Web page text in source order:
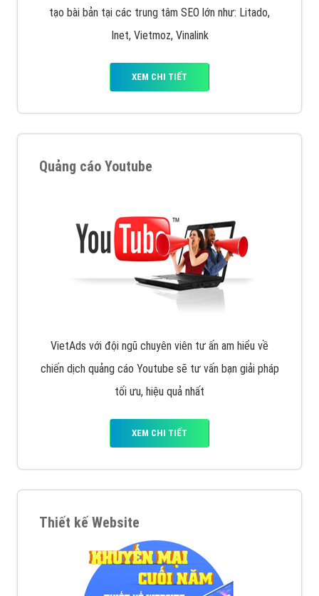
tạo bài bản tại các trung tâm SEO lớn như: Litado,
Inet, Vietmoz, Vinalink
XEM CHI TIẾT
Quảng cáo Youtube
VietAds với đội ngũ chuyên viên tư ấn am hiểu về
chiến dịch quảng cáo Youtube sẽ tư vấn bạn giải pháp
tối ưu, hiệu quả nhất
XEM CHI TIẾT
Thiết kế Website